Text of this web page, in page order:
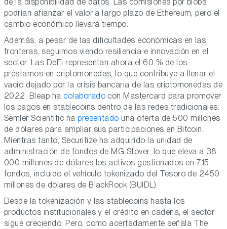
podrían afianzar el valor a largo plazo de Ethereum, pero el
cambio económico llevará tiempo.
Además, a pesar de las dificultades económicas en las
fronteras, seguimos viendo resiliencia e innovación en el
sector. Las DeFi representan ahora el 60 % de los
préstamos en criptomonedas, lo que contribuye a llenar el
vacío dejado por la crisis bancaria de las criptomonedas de
2022. Bleap hacolaborado con Mastercard para promover
los pagos en stablecoins dentro de las redes tradicionales.
Semler Scientific hapresentado una oferta de 500 millones
de dólares para ampliar sus participaciones en Bitcoin.
Mientras tanto, Securitize ha adquirido la unidad de
administración de fondos de MG Stover, lo que eleva a 38
000 millones de dólares los activos gestionados en 715
fondos, incluido el vehículo tokenizado del Tesoro de 2450
millones de dólares de BlackRock (BUIDL).
Desde la tokenización y las stablecoins hasta los
productos institucionales y el crédito en cadena, el sector
sigue creciendo. Pero, como acertadamente señala The